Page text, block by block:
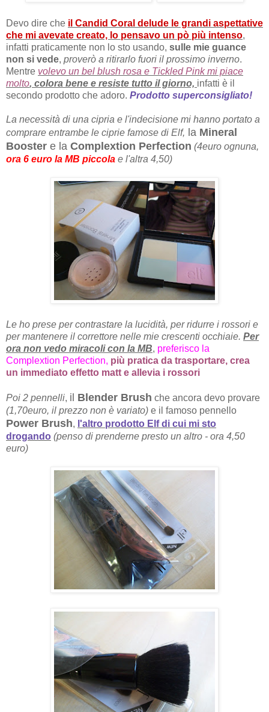
Devo dire che il Candid Coral delude le grandi aspettative
che mi avevate creato, lo pensavo un pò più intenso,
infatti praticamente non lo sto usando, sulle mie guance
non si vede, proverò a ritirarlo fuori il prossimo inverno.
Mentre volevo un bel blush rosa e Tickled Pink mi piace
molto, colora bene e resiste tutto il giorno, infatti è il
secondo prodotto che adoro. Prodotto superconsigliato!
La necessità di una cipria e l'indecisione mi hanno portato a
comprare entrambe le ciprie famose di Elf, la Mineral
Booster e la Complextion Perfection (4euro ognuna,
ora 6 euro la MB piccola e l'altra 4,50)
Le ho prese per contrastare la lucidità, per ridurre i rossori e
per mantenere il correttore nelle mie crescenti occhiaie. Per
ora non vedo miracoli con la MB, preferisco la
Complextion Perfection, più pratica da trasportare, crea
un immediato effetto matt e allevia i rossori
Poi 2 pennelli, il Blender Brush che ancora devo provare
(1,70euro, il prezzo non è variato) e il famoso pennello
Power Brush, l'altro prodotto Elf di cui mi sto
drogando (penso di prenderne presto un altro - ora 4,50
euro)